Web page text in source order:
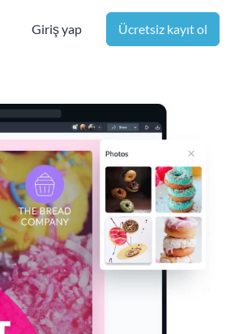
Giriş yap Ücretsiz kayıt ol